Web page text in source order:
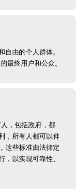
由的个人群体。
最终用户和公众。
，包括政府，都
，所有人都可以伸
这些标准由法律定
以实现可靠性、